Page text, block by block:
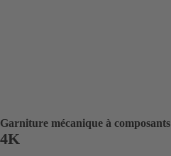
Garniture mécanique à composants
4K